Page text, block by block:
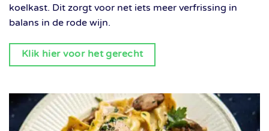
koelkast. Dit zorgt voor net iets meer verfrissing in
balans in de rode wijn.
Klik hier voor het gerecht